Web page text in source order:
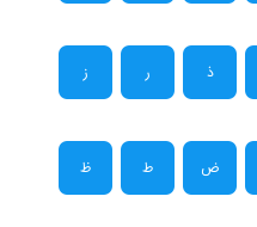
ذ ر ز
ض ط ظ